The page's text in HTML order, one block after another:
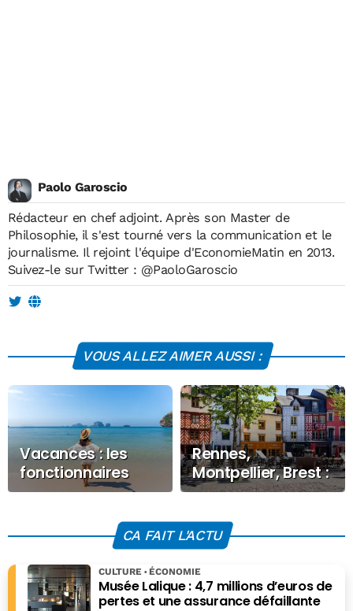
Paolo Garoscio
Rédacteur en chef adjoint. Après son Master de
Philosophie, il s'est tourné vers la communication et le
journalisme. Il rejoint l'équipe d'EconomieMatin en 2013.
Suivez-le sur Twitter : @PaoloGaroscio
VOUS ALLEZ AIMER AUSSI :
Vacances : les
fonctionnaires
partent plus que
dépensent moins
Rennes,
Montpellier, Brest :
découvrez la liste
meilleures villes
étudiantes en
2026
CA FAIT L'ACTU
Musée Lalique : 4,7 millions d’euros de
pertes et une assurance défaillante
CULTURE ÉCONOMIE